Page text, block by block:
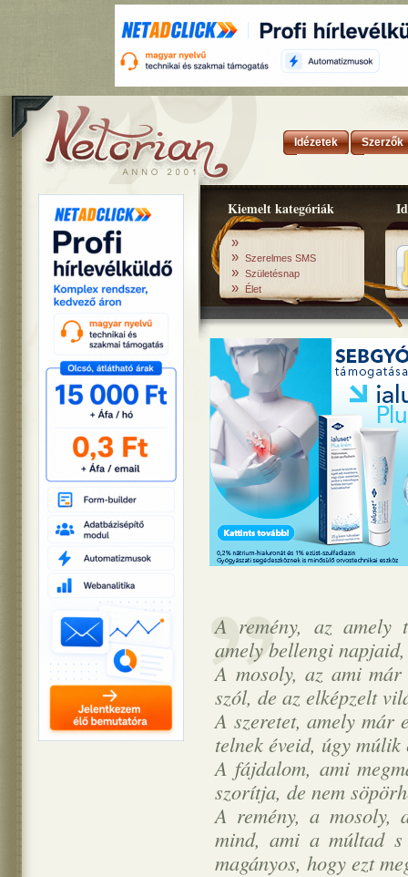
Idézetek Szerzők
Kiemelt kategóriák
»
» Szerelmes SMS
» Születésnap
» Élet
A remény, az amely
amely bellengi
A mosoly, az ami
szól, de az elképzelt
A szeretet, amely már
telnek éveid, úgy múlik
A fájdalom, ami
szorítja, de nem
A remény, a mosoly,
mind, ami a múltad s
magányos, hogy ezt